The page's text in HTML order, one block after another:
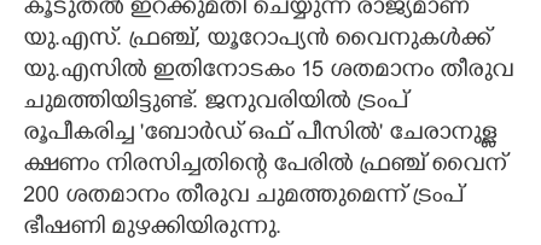
കൂടുതൽ ഇറക്കുമതി ചെയ്യുന്ന രാജ്യമാണ്
യു.എസ്. ഫ്രഞ്ച്, യൂറോപ്യൻ വൈനുകൾക്ക്
യു.എസിൽ ഇതിനോടകം 15 ശതമാനം തീരുവ
ചുമത്തിയിട്ടുണ്ട്. ജനുവരിയിൽ ട്രംപ്
രൂപീകരിച്ച 'ബോർഡ് ഒഫ് പീസിൽ' ചേരാനുള്ള
ക്ഷണം നിരസിച്ചതിന്റെ പേരിൽ ഫ്രഞ്ച് വൈന്
200 ശതമാനം തീരുവ ചുമത്തുമെന്ന് ട്രംപ്
ഭീഷണി മുഴക്കിയിരുന്നു.